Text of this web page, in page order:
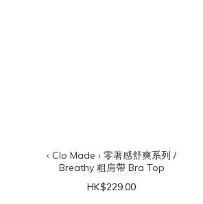
‹ Clo Made › 零著感舒爽系列 /
Breathy 粗肩帶 Bra Top
HK$229.00